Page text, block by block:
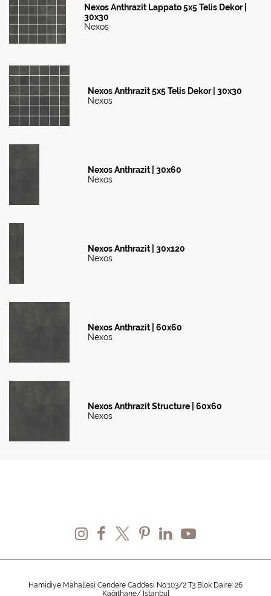
Nexos Anthrazit Lappato 5x5 Telis Dekor |
30x30
Nexos
Nexos Anthrazit 5x5 Telis Dekor | 30x30
Nexos
Nexos Anthrazit | 30x60
Nexos
Nexos Anthrazit | 30x120
Nexos
Nexos Anthrazit | 60x60
Nexos
Nexos Anthrazit Structure | 60x60
Nexos
Hamidiye Mahallesi Cendere Caddesi No:103/2 T3 Blok Daire: 26
Kağıthane/ İstanbul